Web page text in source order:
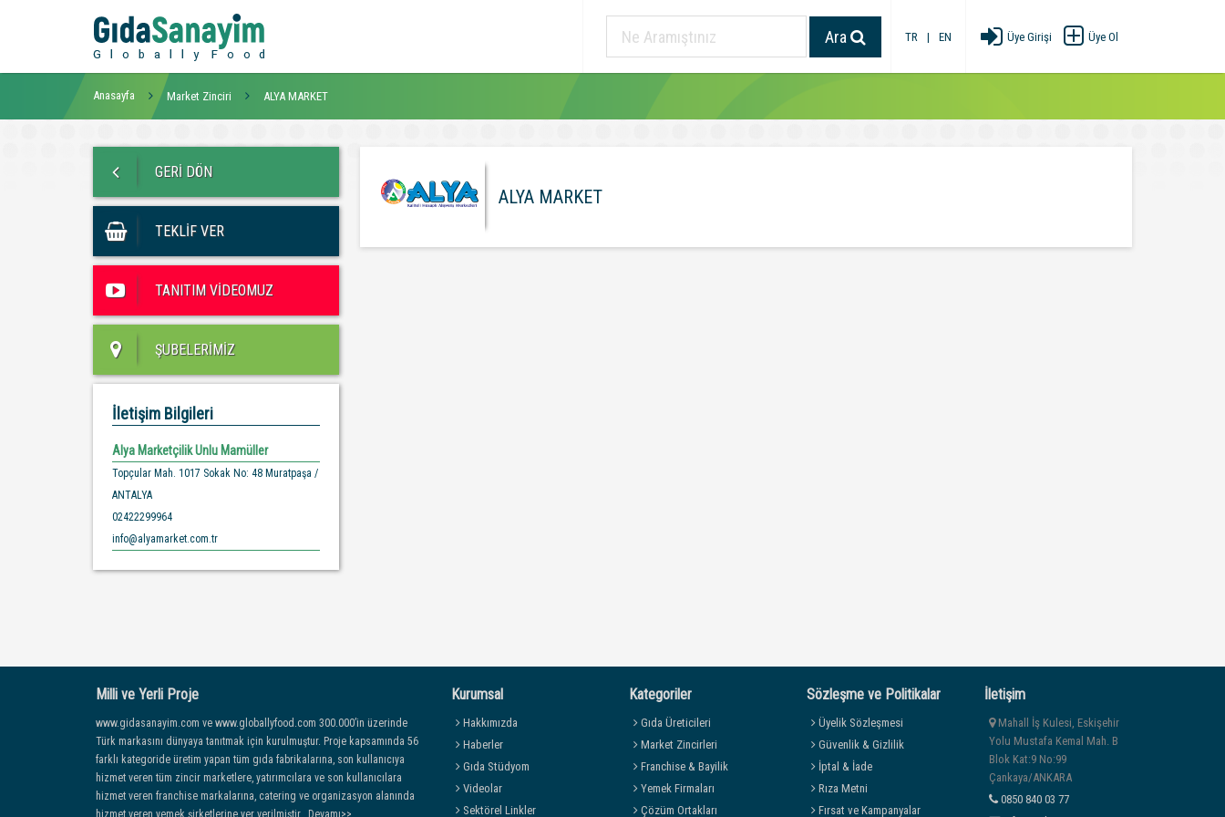
Ara TR | EN Üye Girişi Üye Ol
Anasayfa Market Zinciri ALYA MARKET
GERİ DÖN
TEKLİF VER
TANITIM VİDEOMUZ
ŞUBELERİMİZ
İletişim Bilgileri
Alya Marketçilik Unlu Mamüller
Topçular Mah. 1017 Sokak No: 48 Muratpaşa /
ANTALYA
02422299964
info@alyamarket.com.tr
ALYA MARKET
Milli ve Yerli Proje
www.gidasanayim.com ve www.globallyfood.com 300.000’in üzerinde
Türk markasını dünyaya tanıtmak için kurulmuştur. Proje kapsamında 56
farklı kategoride üretim yapan tüm gıda fabrikalarına, son kullanıcıya
hizmet veren tüm zincir marketlere, yatırımcılara ve son kullanıcılara
hizmet veren franchise markalarına, catering ve organizasyon alanında
hizmet veren yemek şirketlerine yer verilmiştir...Devamı>>
Kurumsal
Hakkımızda
Haberler
Gıda Stüdyom
Videolar
Sektörel Linkler
Kategoriler
Gıda Üreticileri
Market Zincirleri
Franchise & Bayilik
Yemek Firmaları
Çözüm Ortakları
Sözleşme ve Politikalar
Üyelik Sözleşmesi
Güvenlik & Gizlilik
İptal & İade
Rıza Metni
Fırsat ve Kampanyalar
İletişim
Mahall İş Kulesi, Eskişehir
Yolu Mustafa Kemal Mah. B
Blok Kat:9 No:99
Çankaya/ANKARA
0850 840 03 77